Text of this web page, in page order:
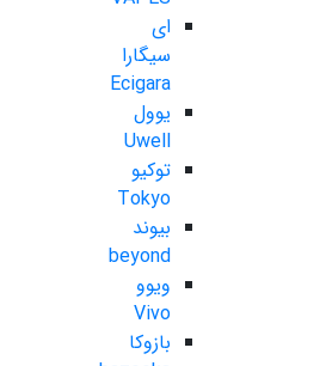
ای
سیگارا
Ecigara
یوول
Uwell
توکیو
Tokyo
بیوند
beyond
ویوو
Vivo
بازوکا